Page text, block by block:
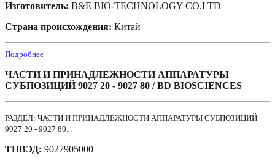
Изготовитель: B&E BIO-TECHNOLOGY CO.LTD
Страна происхождения: Китай
Подробнее
ЧАСТИ И ПРИНАДЛЕЖНОСТИ АППАРАТУРЫ
СУБПОЗИЦИЙ 9027 20 - 9027 80 / BD BIOSCIENCES
РАЗДЕЛ: ЧАСТИ И ПРИНАДЛЕЖНОСТИ АППАРАТУРЫ СУБПОЗИЦИЙ
9027 20 - 9027 80...
ТНВЭД: 9027905000